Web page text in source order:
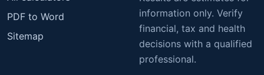
PDF to Word
Sitemap
information only. Verify
financial, tax and health
decisions with a qualified
professional.